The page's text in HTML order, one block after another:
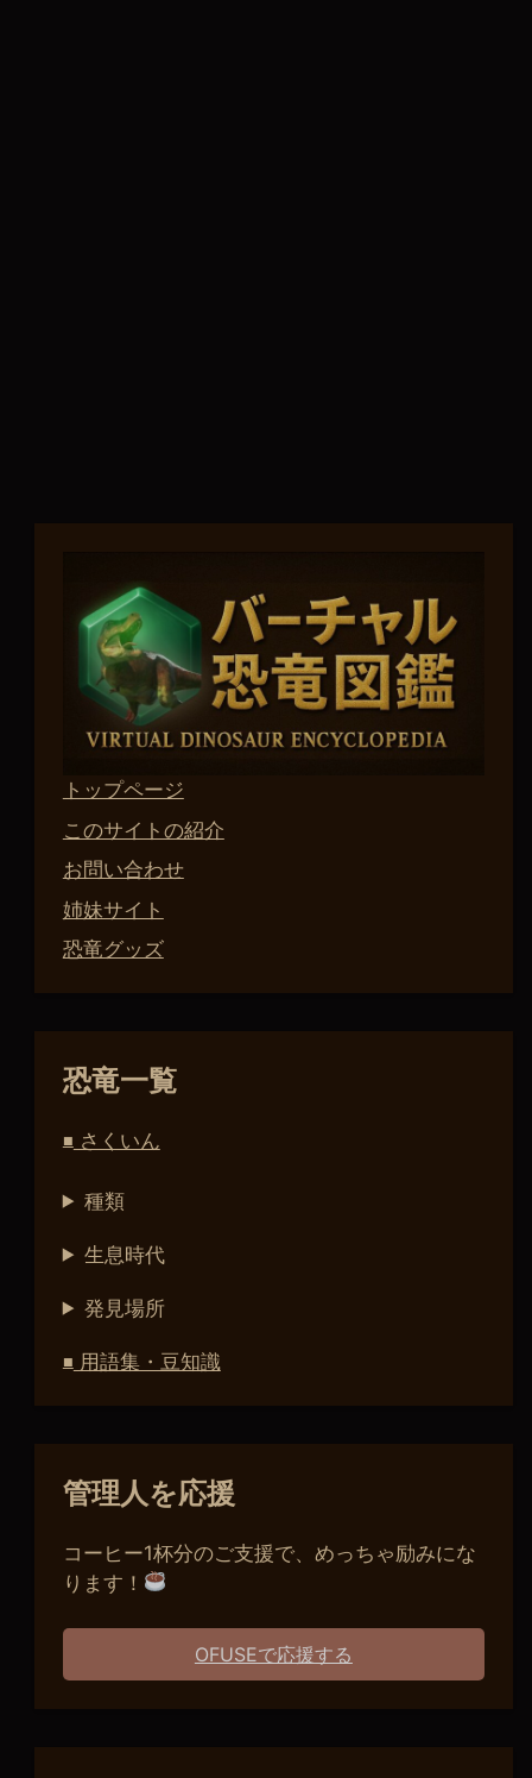
トップページ
このサイトの紹介
お問い合わせ
姉妹サイト
恐竜グッズ
恐竜一覧
さくいん
種類
生息時代
発見場所
■ 用語集・豆知識
管理人を応援
コーヒー1杯分のご支援で、めっちゃ励みにな
ります！
OFUSEで応援する